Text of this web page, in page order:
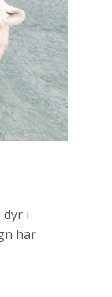
i
har